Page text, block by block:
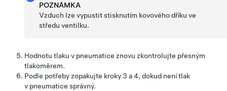
POZNÁMKA
Vzduch lze vypustit stisknutím kovového dříku ve
středu ventilku.
Hodnotu tlaku v pneumatice znovu zkontrolujte přesným
tlakoměrem.
Podle potřeby zopakujte kroky 3 a 4, dokud není tlak
v pneumatice správný.